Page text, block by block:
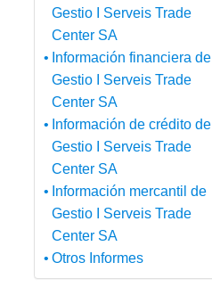
Gestio I Serveis Trade
Center SA
Información financiera de
Gestio I Serveis Trade
Center SA
Información de crédito de
Gestio I Serveis Trade
Center SA
Información mercantil de
Gestio I Serveis Trade
Center SA
Otros Informes